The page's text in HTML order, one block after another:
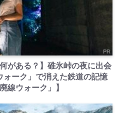
PR
がある？】碓氷峠の夜に出会
ォーク」で消えた鉄道の記憶
線ウォーク」】